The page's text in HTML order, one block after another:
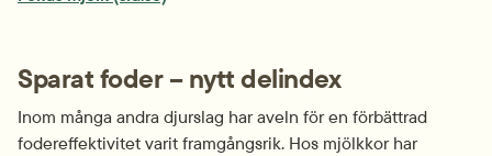
Sparat foder – nytt delindex
Inom många andra djurslag har aveln för en förbättrad
fodereffektivitet varit framgångsrik. Hos mjölkkor har